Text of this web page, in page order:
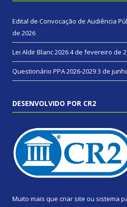
Edital de Convocação de Audiência
de 2026
Lei Aldir Blanc 20264 de fevereiro de
Questionário PPA 2026-20293 de
DESENVOLVIDO POR CR2
Muito mais que criar site ou sistema